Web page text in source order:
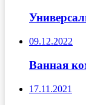
09.12.2022
Ванная
17.11.2021